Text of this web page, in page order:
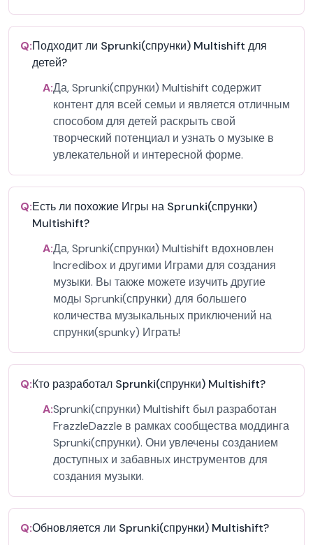
Q:Подходит ли Sprunki(спрунки) Multishift для
детей?
A:Да, Sprunki(спрунки) Multishift содержит
контент для всей семьи и является отличным
способом для детей раскрыть свой
творческий потенциал и узнать о музыке в
увлекательной и интересной форме.
Q:Есть ли похожие Игры на Sprunki(спрунки)
Multishift?
A:Да, Sprunki(спрунки) Multishift вдохновлен
Incredibox и другими Играми для создания
музыки. Вы также можете изучить другие
моды Sprunki(спрунки) для большего
количества музыкальных приключений на
спрунки(spunky) Играть!
Q:Кто разработал Sprunki(спрунки) Multishift?
A:Sprunki(спрунки) Multishift был разработан
FrazzleDazzle в рамках сообщества моддинга
Sprunki(спрунки). Они увлечены созданием
доступных и забавных инструментов для
создания музыки.
Q:Обновляется ли Sprunki(спрунки) Multishift?